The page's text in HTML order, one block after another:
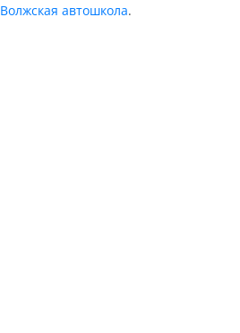
Волжская автошкола.